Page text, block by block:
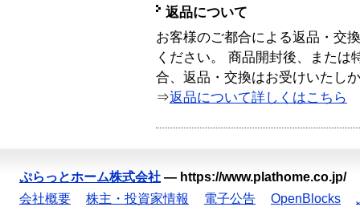
返品について
お客様のご都合による返品・交
ください。 商品開封後、または
合、返品・交換はお受けいたし
⇒返品について詳しくはこちら
ぷらっとホーム株式会社 — https://www.plathome.co.jp/
会社概要
株主・投資家情報 電子公告 OpenBlocks